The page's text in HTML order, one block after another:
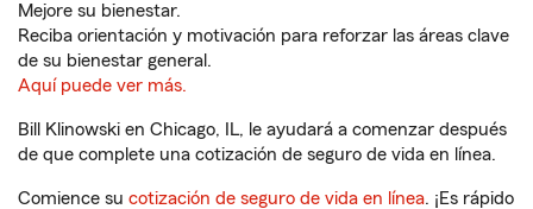
Mejore su bienestar.
Reciba orientación y motivación para reforzar las áreas clave
de su bienestar general.
Aquí puede ver más.
Bill Klinowski en Chicago, IL, le ayudará a comenzar después
de que complete una cotización de seguro de vida en línea.
Comience su cotización de seguro de vida en línea. ¡Es rápido